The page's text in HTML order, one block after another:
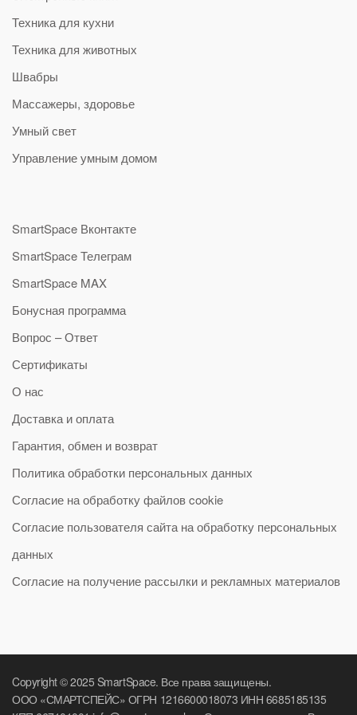
Техника для кухни
Техника для животных
Швабры
Массажеры, здоровье
Умный свет
Управление умным домом
SmartSpace Вконтакте
SmartSpace Телеграм
SmartSpace MAX
Бонусная программа
Вопрос – Ответ
Сертификаты
О нас
Доставка и оплата
Гарантия, обмен и возврат
Политика обработки персональных данных
Согласие на обработку файлов cookie
Согласие пользователя сайта на обработку персональных
данных
Согласие на получение рассылки и рекламных материалов
Copyright © 2025 SmartSpace. Все права защищены.
ООО «СМАРТСПЕЙС» ОГРН 1216600018073 ИНН 6685185135